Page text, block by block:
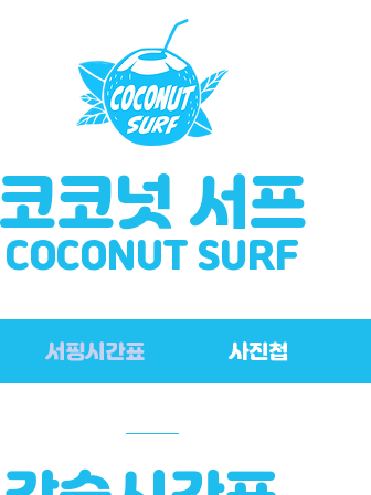
코코넛 서프
COCONUT SURF
서핑시간표 사진첩